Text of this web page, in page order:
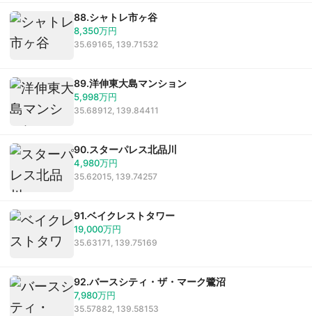
88.シャトレ市ヶ谷
8,350万円
35.69165, 139.71532
89.洋伸東大島マンション
5,998万円
35.68912, 139.84411
90.スターパレス北品川
4,980万円
35.62015, 139.74257
91.ベイクレストタワー
19,000万円
35.63171, 139.75169
92.バースシティ・ザ・マーク鷺沼
7,980万円
35.57882, 139.58153